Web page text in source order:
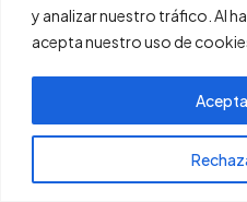
y analizar nuestro tráfico. Al
acepta nuestro uso de
Jun 21, 2026